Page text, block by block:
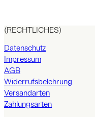
(RECHTLICHES)
Datenschutz
Impressum
AGB
Widerrufsbelehrung
Versandarten
Zahlungsarten